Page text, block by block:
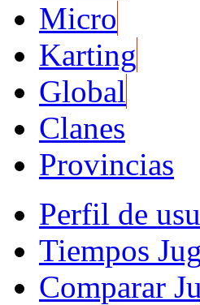
Micro
Karting
Global
Clanes
Provincias
Perfil de
Tiempos
Comparar